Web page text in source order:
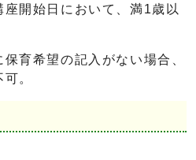
開始日において、満1歳以
育希望の記入がない場合、
。